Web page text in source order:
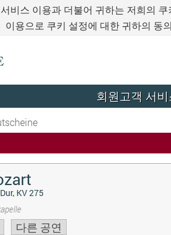
비스 이용과 더불어 귀하는 저희의
이용으로 쿠키 설정에 대한 귀하의 동
회원고객 서비
KV 275
다른 공연